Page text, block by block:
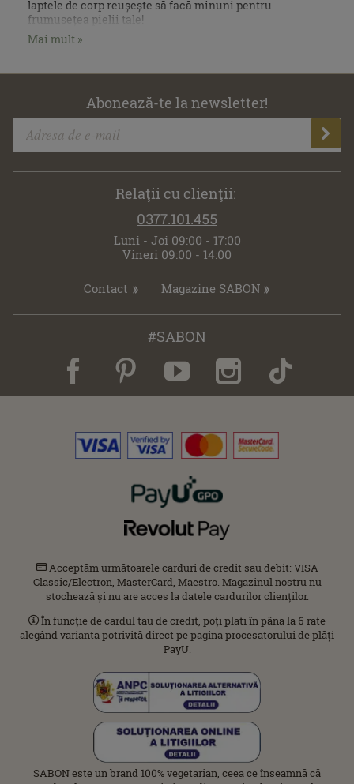
laptele de corp reușește să facă minuni pentru
frumusețea pielii tale!
Mai mult »
Abonează-te la newsletter!
Relaţii cu clienţii:
0377.101.455
Luni - Joi 09:00 - 17:00
Vineri 09:00 - 14:00
Contact Magazine SABON
#SABON
Acceptăm următoarele carduri de credit sau debit: VISA
Classic/Electron, MasterCard, Maestro. Magazinul nostru nu
stochează și nu are acces la datele cardurilor clienților.
În funcție de cardul tău de credit, poți plăti în până la 6 rate
alegând varianta potrivită direct pe pagina procesatorului de plăți
PayU.
SABON este un brand 100% vegetarian, ceea ce înseamnă că